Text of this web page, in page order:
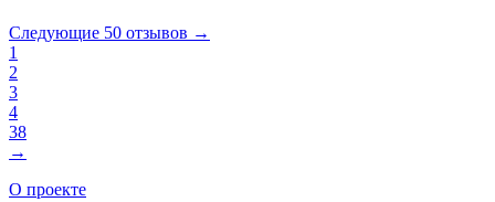
Следующие 50 отзывов →
1
2
3
4
38
→
О проекте